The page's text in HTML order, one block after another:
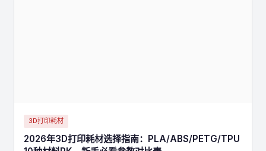
3D打印耗材
2026年3D打印耗材选择指南：PLA/ABS/PETG/TPU